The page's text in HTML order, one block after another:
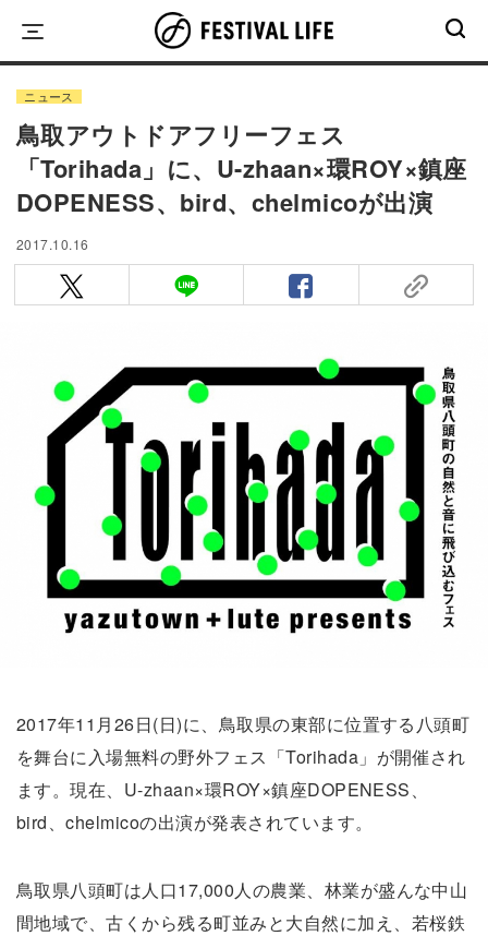
content
ニュース
鳥取アウトドアフリーフェス
「Torihada」に、U-zhaan×環ROY×鎮座
DOPENESS、bird、chelmicoが出演
2017.10.16
2017年11月26日(日)に、鳥取県の東部に位置する八頭町
を舞台に入場無料の野外フェス「Torihada」が開催され
ます。現在、U-zhaan×環ROY×鎮座DOPENESS、
bird、chelmicoの出演が発表されています。
鳥取県八頭町は人口17,000人の農業、林業が盛んな中山
間地域で、古くから残る町並みと大自然に加え、若桜鉄